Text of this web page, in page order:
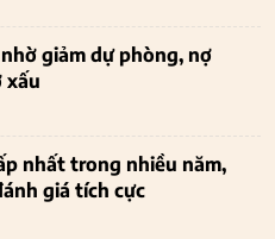
giảm dự phòng, nợ
xấu
nhất trong nhiều năm,
giá tích cực